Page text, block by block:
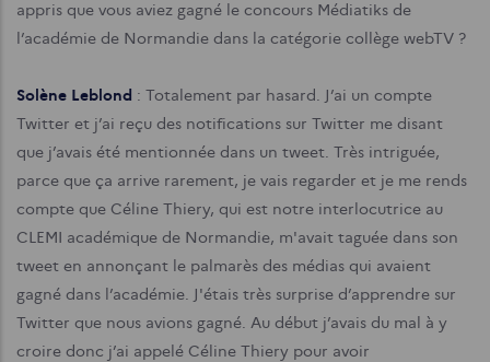
appris que vous aviez gagné le concours Médiatiks de
l’académie de Normandie dans la catégorie collège webTV ?
Solène Leblond : Totalement par hasard. J’ai un compte
Twitter et j’ai reçu des notifications sur Twitter me disant
que j’avais été mentionnée dans un tweet. Très intriguée,
parce que ça arrive rarement, je vais regarder et je me rends
compte que Céline Thiery, qui est notre interlocutrice au
CLEMI académique de Normandie, m'avait taguée dans son
tweet en annonçant le palmarès des médias qui avaient
gagné dans l’académie. J'étais très surprise d’apprendre sur
Twitter que nous avions gagné. Au début j’avais du mal à y
croire donc j’ai appelé Céline Thiery pour avoir